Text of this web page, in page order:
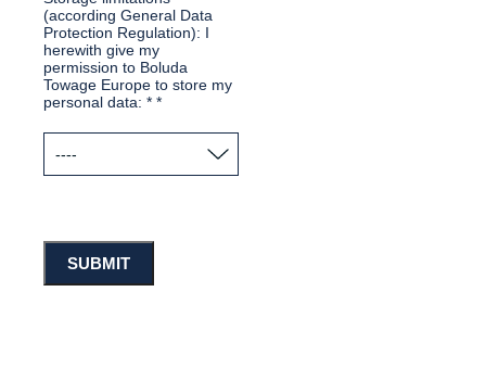
(according General Data
Protection Regulation): I
herewith give my
permission to Boluda
Towage Europe to store my
personal data: * *